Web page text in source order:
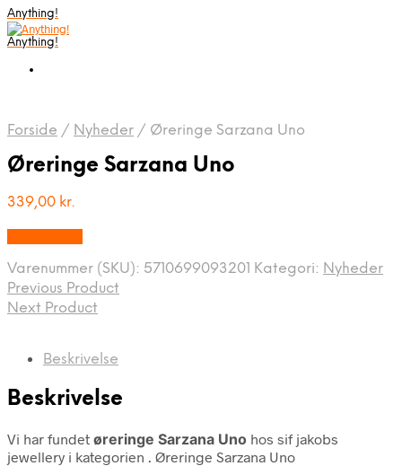
Anything!
Anything!
Forside / Nyheder / Øreringe Sarzana Uno
Øreringe Sarzana Uno
339,00 kr.
Varenummer (SKU): 5710699093201 Kategori: Nyheder
Previous Product
Next Product
Beskrivelse
Beskrivelse
Vi har fundet øreringe Sarzana Uno hos sif jakobs
jewellery i kategorien . Øreringe Sarzana Uno